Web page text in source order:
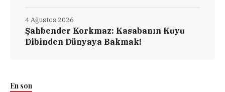
Şahbender Korkmaz: Kasabanın Kuyu
Dibinden Dünyaya Bakmak!
4 Ağustos 2026
En son